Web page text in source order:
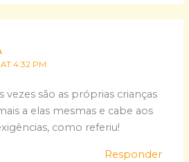
4:32 PM
vezes são as próprias crianças
a elas mesmas e cabe aos
como referiu!
Responder